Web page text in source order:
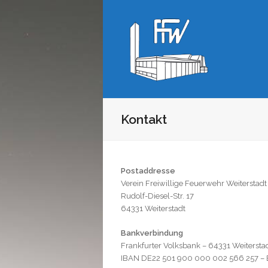
Kontakt
Postaddresse
Verein Freiwillige Feuerwehr Weiterstadt
Rudolf-Diesel-Str. 17
64331 Weiterstadt
Bankverbindung
Frankfurter Volksbank – 64331
IBAN DE22 501 900 000 002 566 257 –